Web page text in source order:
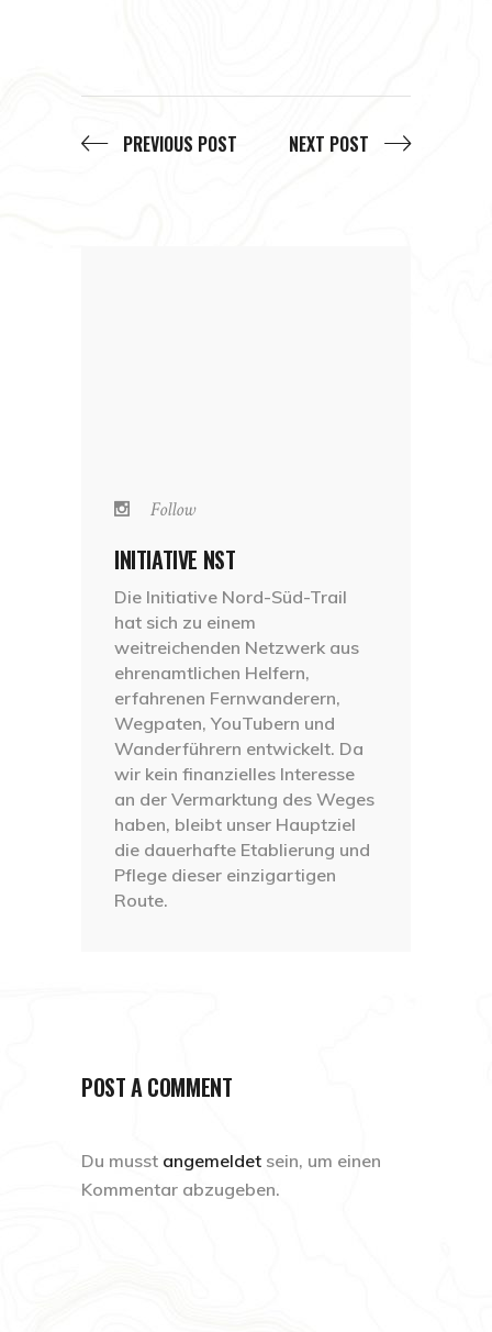
PREVIOUS POST NEXT POST
Follow
INITIATIVE NST
Die Initiative Nord-Süd-Trail
hat sich zu einem
weitreichenden Netzwerk aus
ehrenamtlichen Helfern,
erfahrenen Fernwanderern,
Wegpaten, YouTubern und
Wanderführern entwickelt. Da
wir kein finanzielles Interesse
an der Vermarktung des Weges
haben, bleibt unser Hauptziel
die dauerhafte Etablierung und
Pflege dieser einzigartigen
Route.
POST A COMMENT
Du musst angemeldet sein, um einen
Kommentar abzugeben.